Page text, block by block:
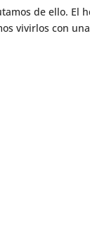
de ello. El
vivirlos con